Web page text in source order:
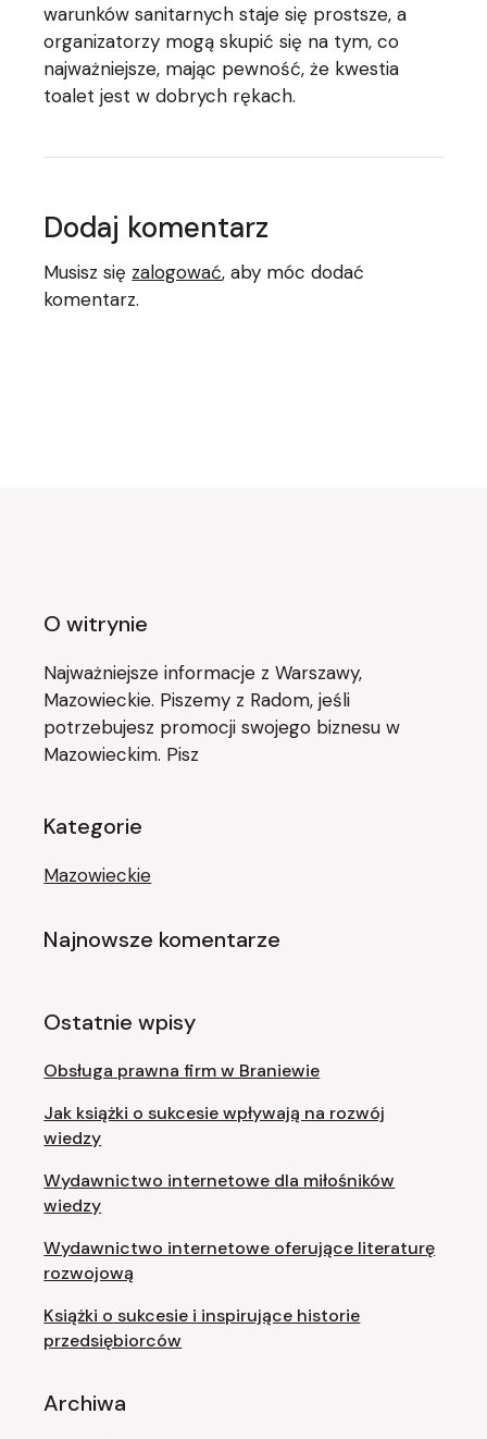
warunków sanitarnych staje się prostsze, a
organizatorzy mogą skupić się na tym, co
najważniejsze, mając pewność, że kwestia
toalet jest w dobrych rękach.
Dodaj komentarz
Musisz się zalogować, aby móc dodać
komentarz.
O witrynie
Najważniejsze informacje z Warszawy,
Mazowieckie. Piszemy z Radom, jeśli
potrzebujesz promocji swojego biznesu w
Mazowieckim. Pisz
Kategorie
Mazowieckie
Najnowsze komentarze
Ostatnie wpisy
Obsługa prawna firm w Braniewie
Jak książki o sukcesie wpływają na rozwój
wiedzy
Wydawnictwo internetowe dla miłośników
wiedzy
Wydawnictwo internetowe oferujące literaturę
rozwojową
Książki o sukcesie i inspirujące historie
przedsiębiorców
Archiwa